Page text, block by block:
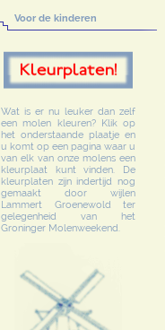
Voor de kinderen
Wat is er nu leuker dan zelf
een molen kleuren? Klik op
het onderstaande plaatje en
u komt op een pagina waar u
van elk van onze molens een
kleurplaat kunt vinden. De
kleurplaten zijn indertijd nog
gemaakt door wijlen
Lammert Groenewold ter
gelegenheid van het
Groninger Molenweekend.